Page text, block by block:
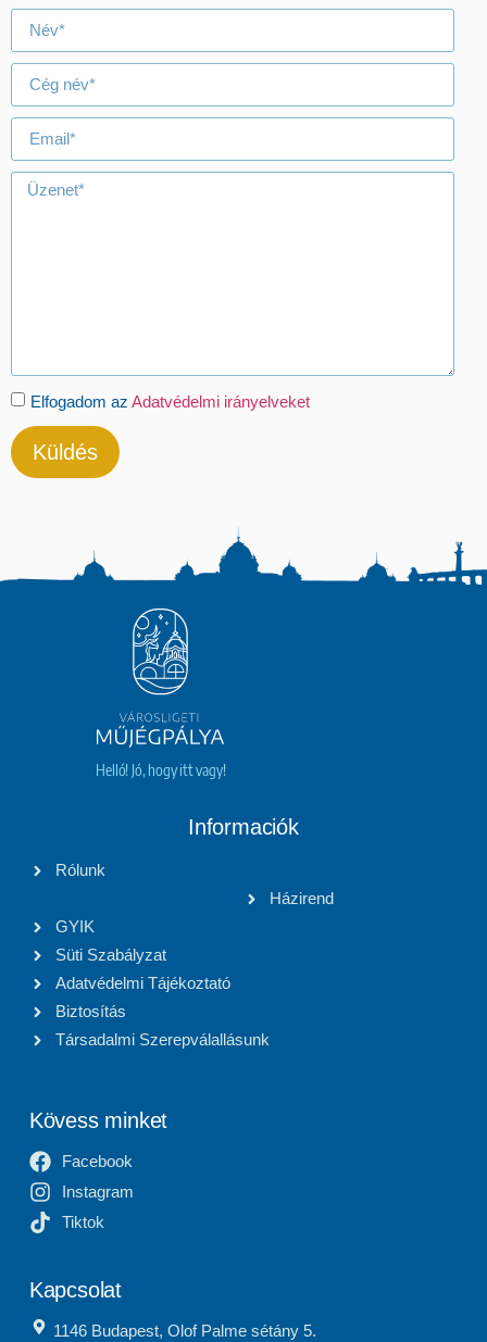
Elfogadom az Adatvédelmi irányelveket
Küldés
Helló! Jó, hogy itt vagy!
Informaciók
Rólunk
Házirend
GYIK
Süti Szabályzat
Adatvédelmi Tájékoztató
Biztosítás
Társadalmi Szerepválallásunk
Kövess minket
Facebook
Instagram
Tiktok
Kapcsolat
1146 Budapest, Olof Palme sétány 5.